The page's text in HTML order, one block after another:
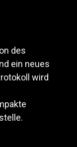
des
ein neues
wird